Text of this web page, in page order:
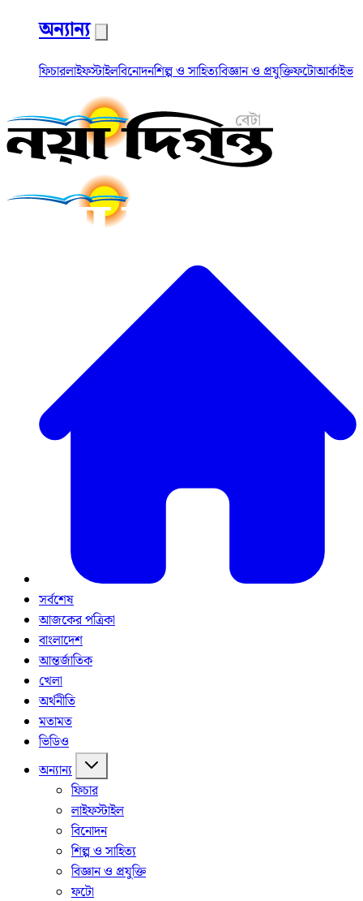
অন্যান্য
ফিচারলাইফস্টাইলবিনোদনশিল্প ও সাহিত্যবিজ্ঞান ও প্রযুক্তিফটোআর্কাইভ
সর্বশেষ
আজকের পত্রিকা
বাংলাদেশ
আন্তর্জাতিক
খেলা
অর্থনীতি
মতামত
ভিডিও
অন্যান্য
ফিচার
লাইফস্টাইল
বিনোদন
শিল্প ও সাহিত্য
বিজ্ঞান ও প্রযুক্তি
ফটো